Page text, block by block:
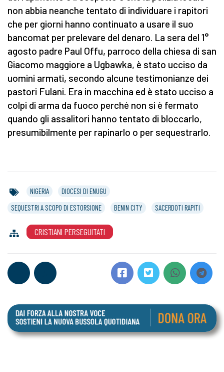
non abbia neanche tentato di individuare i rapitori
che per giorni hanno continuato a usare il suo
bancomat per prelevare del denaro. La sera del 1°
agosto padre Paul Offu, parroco della chiesa di san
Giacomo maggiore a Ugbawka, è stato ucciso da
uomini armati, secondo alcune testimonianze dei
pastori Fulani. Era in macchina ed è stato ucciso a
colpi di arma da fuoco perché non si è fermato
quando gli assalitori hanno tentato di bloccarlo,
presumibilmente per rapinarlo o per sequestrarlo.
NIGERIA
DIOCESI DI ENUGU
SEQUESTRI A SCOPO DI ESTORSIONE
BENIN CITY SACERDOTI RAPITI
CRISTIANI PERSEGUITATI